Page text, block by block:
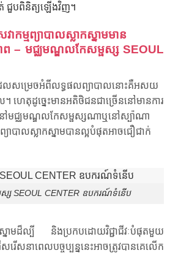
ជួបពិនិត្យឡើងវិញ។
កម្មព្យាបាលស្លាកស្នាមមាន
– មជ្ឈមណ្ឌលកែសម្ផស្ស SEOUL
ែលសម្រេចអំពីលទ្ធផលព្យាបាលនោះគឺអសយ
។ ហេតុដូច្នេះមានអតិថិជនជាច្រើននៅមានការ
មជ្ឈមណ្ឌលកែសម្ផស្សណាឬនៅស្ប៉ាណា
យាបាលស្លាកស្នាមបានល្អបំផុតអាចជឿជាក់
ស SEOUL CENTER ឧបករណ៍ទំនើប
ស្នាមដ៏ល្បី និងប្រកបដោយវិជ្ជាជីវៈបំផុតមួយ
សនាពេលបច្ចុប្បន្ននេះអាចត្រូវបានគេលើក